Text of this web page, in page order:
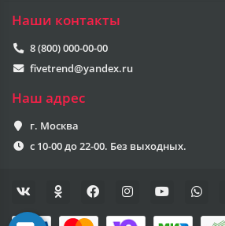
Наши контакты
8 (800) 000-00-00
fivetrend@yandex.ru
Наш адрес
г. Москва
с 10-00 до 22-00. Без выходных.